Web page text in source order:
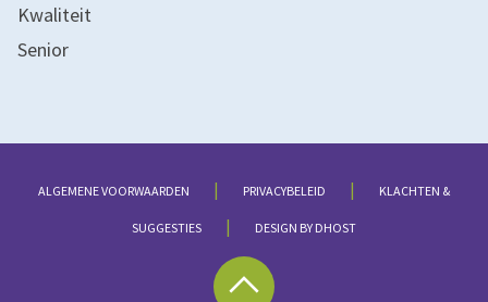
Kwaliteit
Senior
ALGEMENE VOORWAARDEN | PRIVACYBELEID | KLACHTEN &
SUGGESTIES | DESIGN BY DHOST